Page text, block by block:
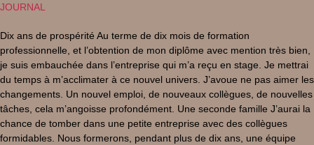
JOURNAL
Dix ans de prospérité Au terme de dix mois de formation
professionnelle, et l’obtention de mon diplôme avec mention très bien,
je suis embauchée dans l’entreprise qui m’a reçu en stage. Je mettrai
du temps à m’acclimater à ce nouvel univers. J’avoue ne pas aimer les
changements. Un nouvel emploi, de nouveaux collègues, de nouvelles
tâches, cela m’angoisse profondément. Une seconde famille J’aurai la
chance de tomber dans une petite entreprise avec des collègues
formidables. Nous formerons, pendant plus de dix ans, une équipe